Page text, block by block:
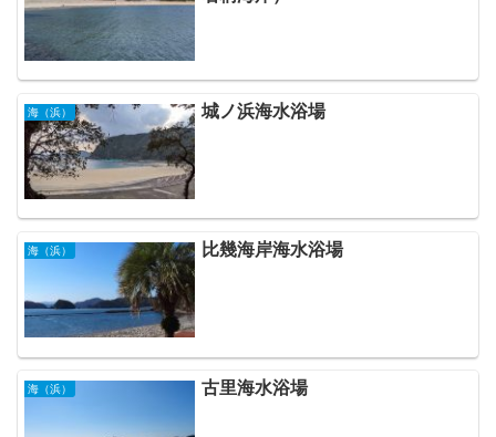
海（浜） 城ノ浜海水浴場
海（浜） 比幾海岸海水浴場
海（浜） 古里海水浴場